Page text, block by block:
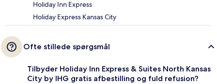
Holiday Inn Express
Holiday Express Kansas City
Ofte stillede spørgsmål
Tilbyder Holiday Inn Express & Suites North Kansas
City by IHG gratis afbestilling og fuld refusion?